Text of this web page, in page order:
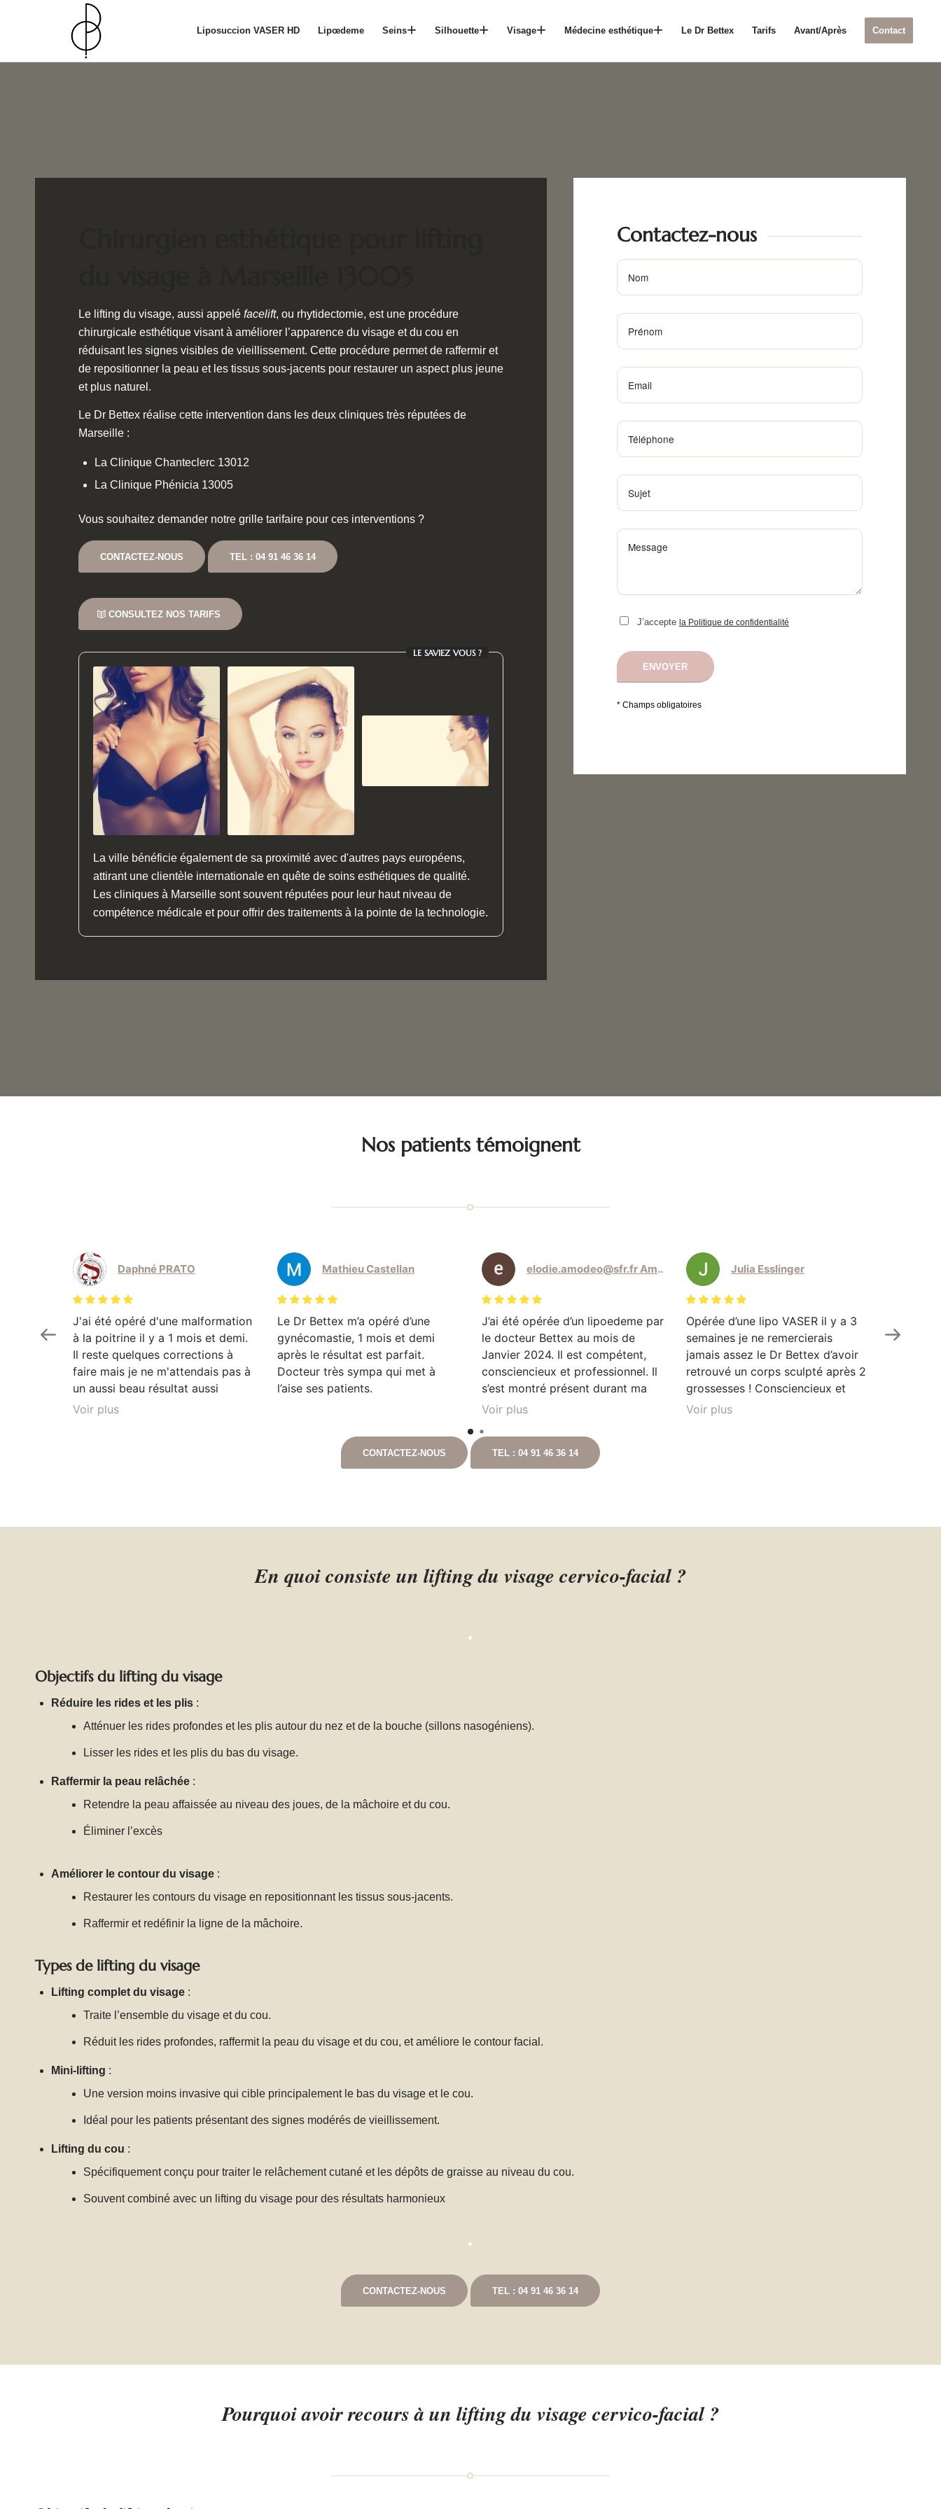
Liposuccion VASER HD Lipœdeme Seins Silhouette Visage Médecine esthétique Le Dr Bettex Tarifs Avant/Après Contact
Le lifting du visage, aussi appeléfacelift, ou rhytidectomie, est une procédure
chirurgicale esthétique visant à améliorer l’apparence du visage et du cou en
réduisant les signes visibles de vieillissement. Cette procédure permet de raffermir et
de repositionner la peau et les tissus sous-jacents pour restaurer un aspect plus jeune
et plus naturel.
Le Dr Bettex réalise cette intervention dans les deux cliniques très réputées de
Marseille :
La Clinique Chanteclerc 13012
La Clinique Phénicia 13005
Vous souhaitez demander notre grille tarifaire pour ces interventions ?
CONTACTEZ-NOUS TEL : 04 91 46 36 14
CONSULTEZ NOS TARIFS
LE SAVIEZ VOUS ?
La ville bénéficie également de sa proximité avec d'autres pays européens,
attirant une clientèle internationale en quête de soins esthétiques de qualité.
Les cliniques à Marseille sont souvent réputées pour leur haut niveau de
compétence médicale et pour offrir des traitements à la pointe de la technologie.
Contactez-nous
J’accepte la Politique de confidentialité
* Champs obligatoires
Nos patients témoignent
Daphné PRATO
J'ai été opéré d'une malformation
à la poitrine il y a 1 mois et demi.
Il reste quelques corrections à
faire mais je ne m'attendais pas à
un aussi beau résultat aussi
rapidement. Je ne regrette rien.
Voir plus
Mathieu Castellan
Le Dr Bettex m’a opéré d’une
gynécomastie, 1 mois et demi
après le résultat est parfait.
Docteur très sympa qui met à
l’aise ses patients.
elodie.amodeo@sfr.fr Amodeo
J’ai été opérée d’un lipoedeme par
le docteur Bettex au mois de
Janvier 2024. Il est compétent,
consciencieux et professionnel. Il
s’est montré présent durant ma
convalescence n’hésitant pas à
pour prendre de mes nouvelles.
Cela ne fait que deux mois que j’ai
été opérée et les résultats sont
Voir plus
Julia Esslinger
Opérée d’une lipo VASER il y a 3
semaines je ne remercierais
jamais assez le Dr Bettex d’avoir
retrouvé un corps sculpté après 2
grossesses ! Consciencieux et
perfectionniste je vous
Voir plus
CONTACTEZ-NOUS TEL : 04 91 46 36 14
En quoi consiste un lifting du visage cervico-facial ?
Objectifs du lifting du visage
Réduire les rides et les plis :
Atténuer les rides profondes et les plis autour du nez et de la bouche (sillons nasogéniens).
Lisser les rides et les plis du bas du visage.
Raffermir la peau relâchée :
Retendre la peau affaissée au niveau des joues, de la mâchoire et du cou.
Éliminer l’excès
Améliorer le contour du visage :
Restaurer les contours du visage en repositionnant les tissus sous-jacents.
Raffermir et redéfinir la ligne de la mâchoire.
Types de lifting du visage
Lifting complet du visage :
Traite l’ensemble du visage et du cou.
Réduit les rides profondes, raffermit la peau du visage et du cou, et améliore le contour facial.
Mini-lifting :
Une version moins invasive qui cible principalement le bas du visage et le cou.
Idéal pour les patients présentant des signes modérés de vieillissement.
Lifting du cou :
Spécifiquement conçu pour traiter le relâchement cutané et les dépôts de graisse au niveau du cou.
Souvent combiné avec un lifting du visage pour des résultats harmonieux
CONTACTEZ-NOUS TEL : 04 91 46 36 14
Pourquoi avoir recours à un lifting du visage cervico-facial ?